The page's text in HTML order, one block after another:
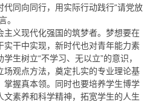
同向同行，用实际行动践行“请党放
。
主义现代化强国的筑梦者。梦想要在
实干中实现，新时代也对青年能力素
生树立“不学习、无以立”的意识，
场观点方法，奠定扎实的专业理论基
掌握真本领。同时也要培养学生博学
素养和科学精神，拓宽学生的人生